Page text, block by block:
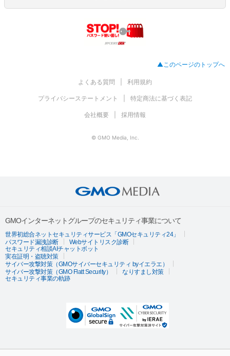
▲このページのトップへ
よくある質問 利用規約
プライバシーステートメント 特定商法に基づく表記
会社概要 採用情報
© GMO Media, Inc.
GMOインターネットグループのセキュリティ事業について
世界初総合ネットセキュリティサービス「GMOセキュリティ24」
パスワード漏洩診断
Webサイトリスク診断
セキュリティ相談AIチャットボット
実在証明・盗聴対策
サイバー攻撃対策（GMOサイバーセキュリティ byイエラエ）
サイバー攻撃対策（GMO Flatt Security）
なりすまし対策
セキュリティ事業の軌跡